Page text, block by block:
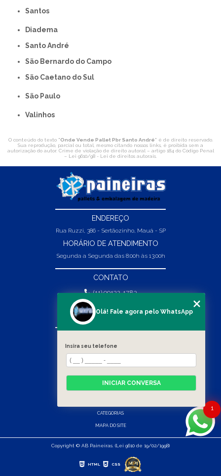
Santos
Diadema
Santo André
São Bernardo do Campo
São Caetano do Sul
São Paulo
Valinhos
O conteúdo do texto "Onde Vende Pallet Pbr Santo André" é de direito reservado.
Sua reprodução, parcial ou total, mesmo citando nossos links, é proibida sem a
autorização do autor. Crime de violação de direito autoral – artigo 184 do Código Penal
– Lei 9610/98 - Lei de direitos autorais
ENDEREÇO
Rua Ruzzi, 386 - Sertãozinho, Mauá - SP
HORÁRIO DE ATENDIMENTO
Segunda a Segunda das 8:00h às 13:00h
CONTATO
(11) 99132-1783
(11) 99132-1783
vendas@abpaineiras.com.br
SOBRE NÓS
PRODUTOS
CATEGORIAS
MAPA DO SITE
Copyright © AB Paineiras. (Lei 9610 de 19/02/1998)
HTML CSS
1
Olá! Fale agora pelo WhatsApp
Insira seu telefone
INICIAR CONVERSA